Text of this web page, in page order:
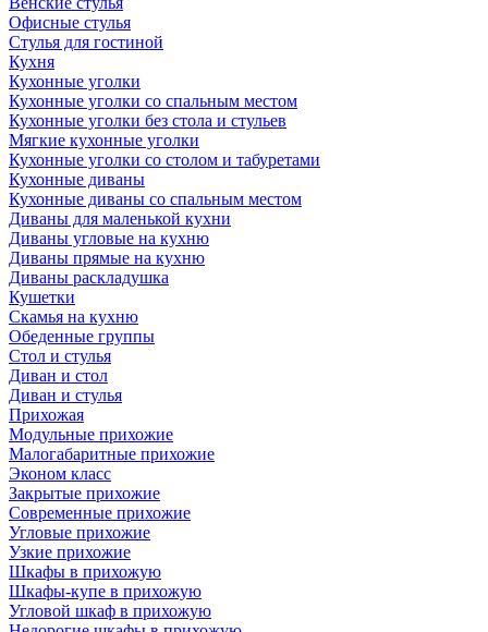
Офисные стулья
Стулья для гостиной
Кухня
Кухонные уголки
Кухонные уголки со спальным местом
Кухонные уголки без стола и стульев
Мягкие кухонные уголки
Кухонные уголки со столом и табуретами
Кухонные диваны
Кухонные диваны со спальным местом
Диваны для маленькой кухни
Диваны угловые на кухню
Диваны прямые на кухню
Диваны раскладушка
Кушетки
Скамья на кухню
Обеденные группы
Стол и стулья
Диван и стол
Диван и стулья
Прихожая
Модульные прихожие
Малогабаритные прихожие
Эконом класс
Закрытые прихожие
Современные прихожие
Угловые прихожие
Узкие прихожие
Шкафы в прихожую
Шкафы-купе в прихожую
Угловой шкаф в прихожую